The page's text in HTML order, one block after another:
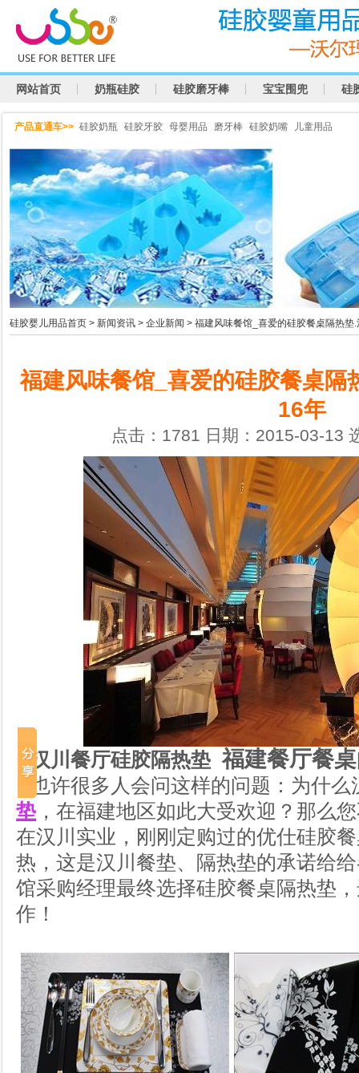
网站首页 奶瓶硅胶 硅胶磨牙棒 宝宝围兜 硅
产品直通车>> 硅胶奶瓶 硅胶牙胶 母婴用品 磨牙棒 硅胶奶嘴 儿童用品
硅胶婴儿用品首页 > 新闻资讯 > 企业新闻 > 福建风味餐馆_喜爱的硅胶餐桌隔热垫
福建风味餐馆_喜爱的硅胶餐桌隔
16年
点击：1781 日期：2015-03-13
汉川餐厅硅胶隔热垫 福建餐厅餐
也许很多人会问这样的问题：为什么
垫 ，在福建地区如此大受欢迎？那么
在汉川实业，刚刚定购过的优仕硅胶
热，这是汉川餐垫、隔热垫的承诺给
馆采购经理最终选择硅胶餐桌隔热垫
作！